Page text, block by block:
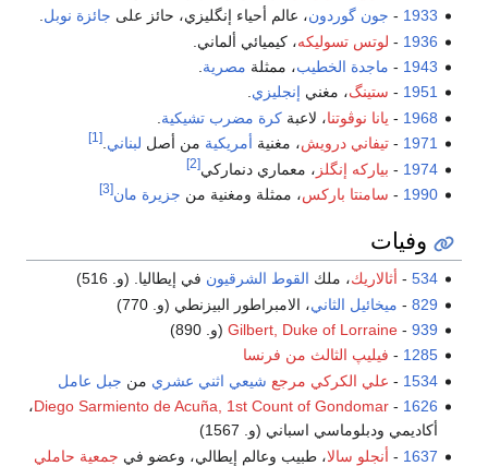
1933
- جون گوردون، عالم أحياء إنگليزي، حائز على جائزة نوبل.
1936
- لوتس تسوليكه، كيميائي ألماني.
1943
- ماجدة الخطيب، ممثلة مصرية
1951
- ستينگ، مغني إنجليزي.
1968
- يانا نوڤوتنا، لاعبةكرة مضرب تشيكية
1971
-تيفاني درويش، مغنية أمريكية من أصل لبناني .
[1]
1974
- بياركه إنگلز ، معماري دنماركي[2]
1990
- سامنتا باركس، ممثلة ومغنية من جزيرة مان[3]
وفيات
534
- أثالاريك، ملك القوط الشرقيون في إيطاليا. (و. 516)
829
- ميخائيل الثاني، الامبراطور البيزنطي (و. 770)
939
-
Gilbert, Duke of Lorraine (و. 890)
1285
- فيليپ الثالث من فرنسا
1534
- علي الكركي مرجع شيعي اثني عشري من جبل عامل
1626
-
Diego Sarmiento de Acuña, 1st Count of Gondomar،
أكاديمي ودبلوماسي اسباني (و. 1567)
1637
- أنجلو سالا، طبيب وعالم إيطالي، وعضو في جمعية حاملي